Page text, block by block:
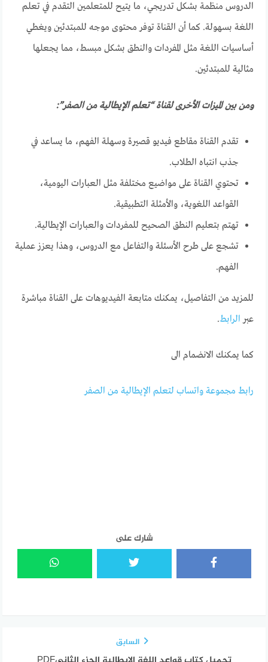
الدروس منظمة بشكل تدريجي، ما يتيح للمتعلمين التقدم في تعلم
اللغة بسهولة. كما أن القناة توفر محتوى موجه للمبتدئين ويغطي
أساسيات اللغة مثل المفردات والنطق بشكل مبسط، مما يجعلها
مثالية للمبتدئين.
ومن بين الميزات الأخرى لقناة “تعلم الإيطالية من الصفر”:
تقدم القناة مقاطع فيديو قصيرة وسهلة الفهم، ما يساعد في
جذب انتباه الطلاب.
تحتوي القناة على مواضيع مختلفة مثل العبارات اليومية،
القواعد اللغوية، والأمثلة التطبيقية.
تهتم بتعليم النطق الصحيح للمفردات والعبارات الإيطالية.
تشجع على طرح الأسئلة والتفاعل مع الدروس، وهذا يعزز عملية
الفهم.
للمزيد من التفاصيل، يمكنك متابعة الفيديوهات على القناة مباشرة
عبر الرابط.
كما يمكنك الانضمام الى
رابط مجموعة واتساب لتعلم الإيطالية من الصفر
شارك على
السابق